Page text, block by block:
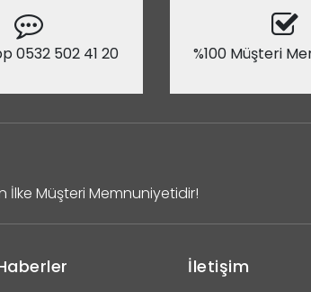
0532 502 41 20 %100 Müşteri
İlke Müşteri Memnuniyetidir!
İletişim